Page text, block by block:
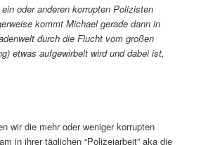
oder anderen korrupten Polizisten
kommt Michael gerade dann in
durch die Flucht vom großen
etwas aufgewirbelt wird und dabei ist,
wir die mehr oder weniger korrupten
in ihrer täglichen “Polizeiarbeit” aka die